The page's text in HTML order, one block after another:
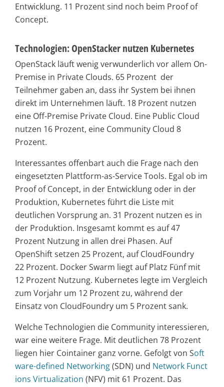
Entwicklung. 11 Prozent sind noch beim Proof of
Concept.
Technologien: OpenStacker nutzen Kubernetes
OpenStack läuft wenig verwunderlich vor allem On-
Premise in Private Clouds. 65 Prozent der
Teilnehmer gaben an, dass ihr System bei ihnen
direkt im Unternehmen läuft. 18 Prozent nutzen
eine Off-Premise Private Cloud. Eine Public Cloud
nutzen 16 Prozent, eine Community Cloud 8
Prozent.
Interessantes offenbart auch die Frage nach den
eingesetzten Plattform-as-Service Tools. Egal ob im
Proof of Concept, in der Entwicklung oder in der
Produktion, Kubernetes führt die Liste mit
deutlichen Vorsprung an. 31 Prozent nutzen es in
der Produktion. Insgesamt kommt es auf 47
Prozent Nutzung in allen drei Phasen. Auf
OpenShift setzen 25 Prozent, auf CloudFoundry
22 Prozent. Docker Swarm liegt auf Platz Fünf mit
12 Prozent Nutzung. Kubernetes legte im Vergleich
zum Vorjahr um 12 Prozent zu, während der
Einsatz von CloudFoundry um 5 Prozent sank.
Welche Technologien die Community interessieren,
war eine weitere Frage. Mit deutlichen 78 Prozent
liegen hier Cointainer ganz vorne. Gefolgt von Soft
ware-defined Networking(SDN) und Network Funct
ions Virtualization (NFV) mit 61 Prozent. Das